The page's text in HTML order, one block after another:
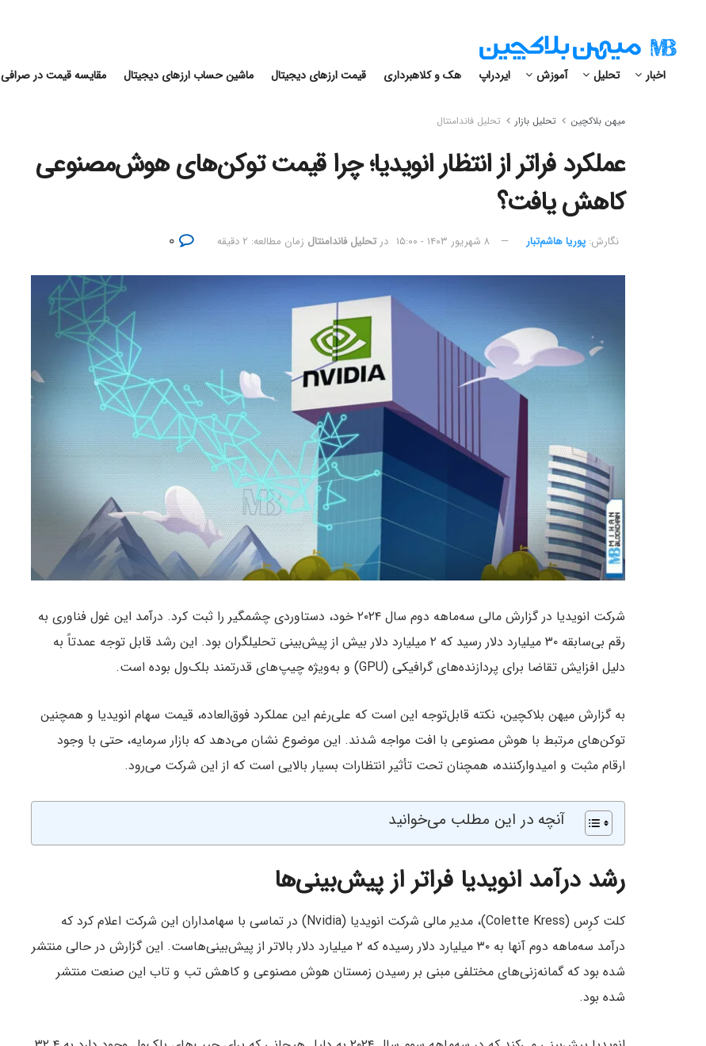
اخبار تحلیل آموزش ایردراپ هک و کلاهبرداری قیمت ارزهای دیجیتال ماشین حساب ارزهای دیجیتال مقایسه قیمت در صرافی
میهن بلاکچین تحلیل بازار تحلیل فاندامنتال
عملکرد فراتر از انتظار انویدیا؛ چرا قیمت توکن‌های هوش‌مصنوعی
کاهش یافت؟
نگارش:‌ پوریا هاشم‌تبار ۸ شهریور ۱۴۰۳ - ۱۵:۰۰ در تحلیل فاندامنتال زمان مطالعه: ۲ دقیقه
شرکت انویدیا در گزارش مالی سه‌ماهه دوم سال ۲۰۲۴ خود، دستاوردی چشمگیر را ثبت کرد. درآمد این غول فناوری به
رقم بی‌سابقه ۳۰ میلیارد دلار رسید که ۲ میلیارد دلار بیش از پیش‌بینی تحلیلگران بود. این رشد قابل توجه عمدتاً به
دلیل افزایش تقاضا برای پردازنده‌های گرافیکی (GPU) و به‌ویژه چیپ‌های قدرتمند بلک‌ول بوده است.
به گزارش میهن بلاکچین، نکته قابل‌توجه این است که علی‌رغم این عملکرد فوق‌العاده، قیمت سهام انویدیا و همچنین
توکن‌های مرتبط با هوش مصنوعی با افت مواجه شدند. این موضوع نشان می‌دهد که بازار سرمایه، حتی با وجود
ارقام مثبت و امیدوارکننده، همچنان تحت تأثیر انتظارات بسیار بالایی است که از این شرکت می‌رود.
آنچه در این مطلب می‌خوانید
رشد درآمد انویدیا فراتر از پیش‌بینی‌ها
کلت کرِس (Colette Kress)، مدیر مالی شرکت انویدیا (Nvidia) در تماسی با سهامداران این شرکت اعلام کرد که
درآمد سه‌ماهه دوم آنها به ۳۰ میلیارد دلار رسیده که ۲ میلیارد دلار بالاتر از پیش‌بینی‌هاست. این گزارش در حالی منتشر
شده بود که گمانه‌زنی‌های مختلفی مبنی بر رسیدن زمستان هوش مصنوعی و کاهش تب و تاب این صنعت منتشر
شده بود.